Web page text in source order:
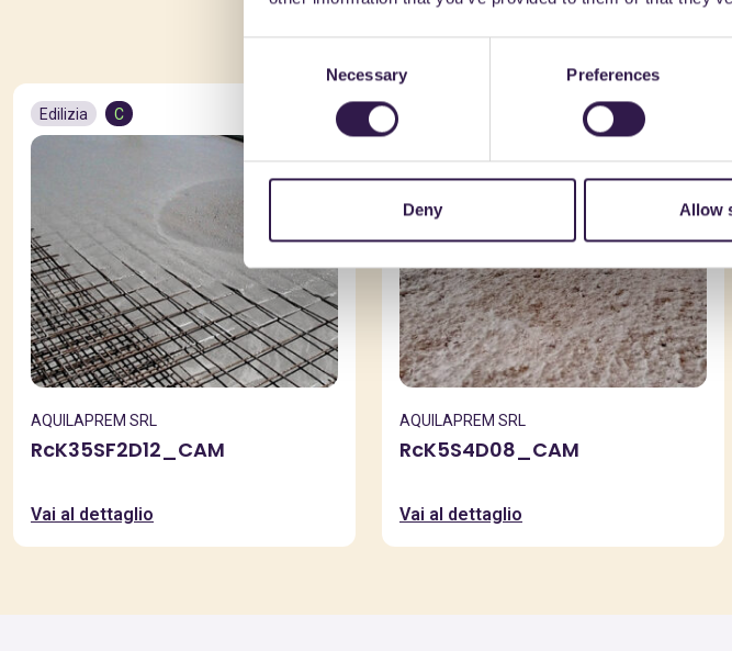
Necessary Preferences
Deny Allow
Potrebbe
Edilizia C
AQUILAPREM SRL
RcK35SF2D12_CAM
Vai al dettaglio
AQUILAPREM SRL
RcK5S4D08_CAM
Vai al dettaglio